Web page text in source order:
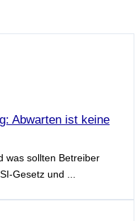
Abwarten ist keine
was sollten Betreiber
Gesetz und ...